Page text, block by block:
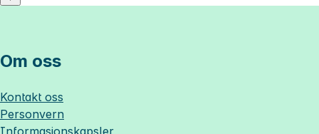
Om oss
Kontakt oss
Personvern